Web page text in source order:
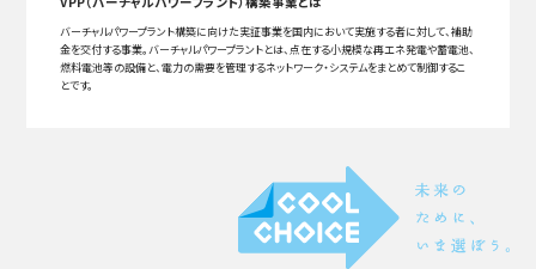
バーチャルパワープラント構築に向けた実証事業を国内において実施する者に対して、補助
金を交付する事業。バーチャルパワープラントとは、点在する小規模な再エネ発電や蓄電池、
燃料電池等の設備と、電力の需要を管理するネットワーク・システムをまとめて制御するこ
とです。